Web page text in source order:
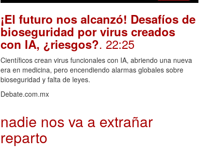
¡El futuro nos alcanzó! Desafíos de
bioseguridad por virus creados
con IA, ¿riesgos?. 22:25
Científicos crean virus funcionales con IA, abriendo una nueva
era en medicina, pero encendiendo alarmas globales sobre
bioseguridad y falta de leyes.
Debate.com.mx
nadie nos va a extrañar
reparto